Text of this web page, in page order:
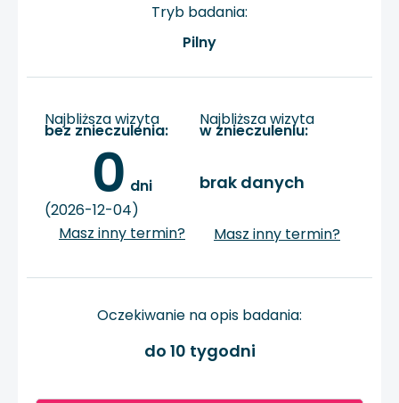
Tryb badania:
Pilny
Najbliższa wizyta
bez znieczulenia:
0 dni
(2026-12-04)
Masz inny termin?
Najbliższa wizyta
w znieczuleniu:
brak danych
Masz inny termin?
Oczekiwanie na opis badania:
do 10 tygodni